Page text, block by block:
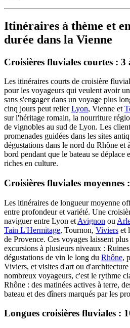
Itinéraires à thème et
durée dans la Vienne
Croisières fluviales courtes : 3
Les itinéraires courts de croisière
pour les voyageurs qui veulent avoir
sans s'engager dans un voyage plus
cinq jours peut relierLyon, Vienne et
sur l'héritage romain, la nourriture
de vignobles au sud de Lyon. Les
promenades guidées dans les sites
dégustations dans le nord du Rhône et
bord pendant que le bateau se déplace
riches en culture.
Croisières fluviales moyennes
Les itinéraires de longueur moyenne
entre profondeur et variété. Une
naviguer entre Lyon et Avignon ou
Tain L'Hermitage, Tournon, Viviers et
de Provence. Ces voyages laissent
excursions à plusieurs niveaux :
dégustations de vin le long du Rhône,
Viviers, et visites d'art ou
nombreux voyageurs, c'est le rythme
Rhône : des matinées actives à terre,
bateau et des dîners marqués par les
Longues croisières fluviales :